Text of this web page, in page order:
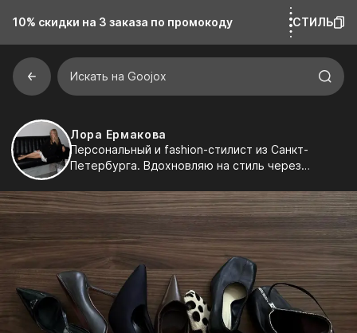
10% скидки на 3 заказа по промокоду СТИЛЬ
Искать на Goojox
Лора Ермакова
Персональный и fashion-стилист из Санкт-
Петербурга. Вдохновляю на стиль через
подборки, которые легко встраиваются в
реальную жизнь и подчеркивают ваш характер.